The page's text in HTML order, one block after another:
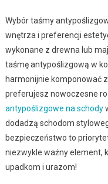
Wybór taśmy
wnętrza i preferencji
wykonane z drewna lub
taśmę antypoślizgową w
harmonijnie komponować
preferujesz nowoczesne
antypoślizgowe na schody
dodadzą schodom
bezpieczeństwo to
niezwykle ważny element,
upadkom i urazom!